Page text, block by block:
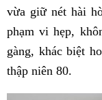
vừa giữ nét hài
phạm vi hẹp,
gàng, khác biệt
thập niên 80.